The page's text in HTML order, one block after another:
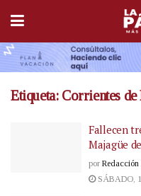
Etiqueta: Corrientes
Fallecen
Majagüe
por Redacción
SÁBADO,